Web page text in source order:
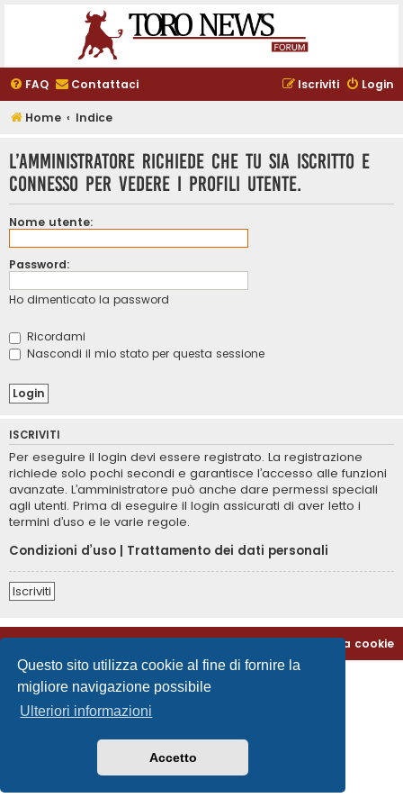
Questo sito utilizza cookie al fine di fornire la
migliore navigazione possibile
Ulteriori informazioni
Accetto
FAQ Contattaci Login
Iscriviti
Home Indice
L’amministratore richiede che tu sia iscritto e
connesso per vedere i profili utente.
Nome utente:
Password:
Ho dimenticato la password
Ricordami
Nascondi il mio stato per questa sessione
ISCRIVITI
Per eseguire il login devi essere registrato. La registrazione
richiede solo pochi secondi e garantisce l’accesso alle funzioni
avanzate. L’amministratore può anche dare permessi speciali
agli utenti. Prima di eseguire il login assicurati di aver letto i
termini d’uso e le varie regole.
Condizioni d’uso | Trattamento dei dati personali
Iscriviti
Cancella cookie